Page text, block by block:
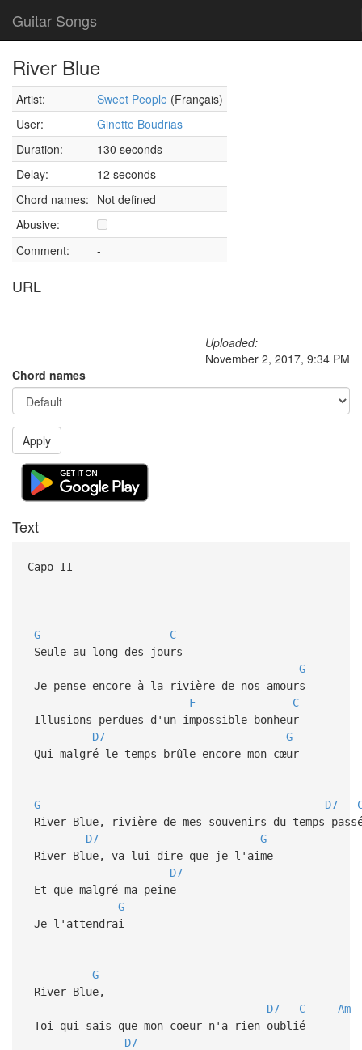
Guitar Songs
River Blue
Artist: Sweet People (Français)
User:
Ginette Boudrias
Duration:
130 seconds
Delay:
12 seconds
Chord names: Not defined
Abusive:
Comment:
-
URL
Uploaded:
November 2, 2017, 9:34 PM
Chord names
Apply
Text
Capo II
----------------------------------------------
--------------------------
G
C
Seule au long des jours
G
Je pense encore à la rivière de nos amours
F
C
Illusions perdues d'un impossible bonheur
D7
G
Qui malgré le temps brûle encore mon cœur
G D7
River Blue, rivière de mes souvenirs du temps
D7
G
River Blue, va lui dire que je l'aime
D7
Et que malgré ma peine
G
Je l'attendrai
G
River Blue,
D7
C
Am
Toi qui sais que mon coeur n'a rien oublié
D7